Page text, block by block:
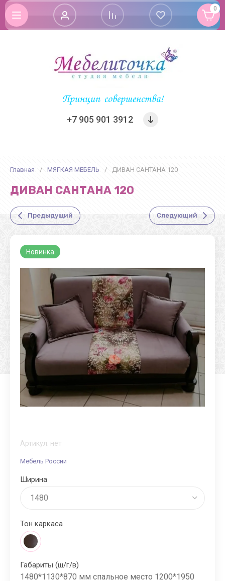
Принцип совершенства!
+7 905 901 3912
0
Главная / МЯГКАЯ МЕБЕЛЬ / ДИВАН САНТАНА 120
ДИВАН САНТАНА 120
Предыдущий Следующий
Новинка
Артикул: нет
Мебель России
Ширина
Тон каркаса
Габариты (ш/г/в)
1480*1130*870 мм спальное место 1200*1950